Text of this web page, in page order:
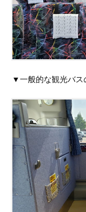
▼一般的な観光バス